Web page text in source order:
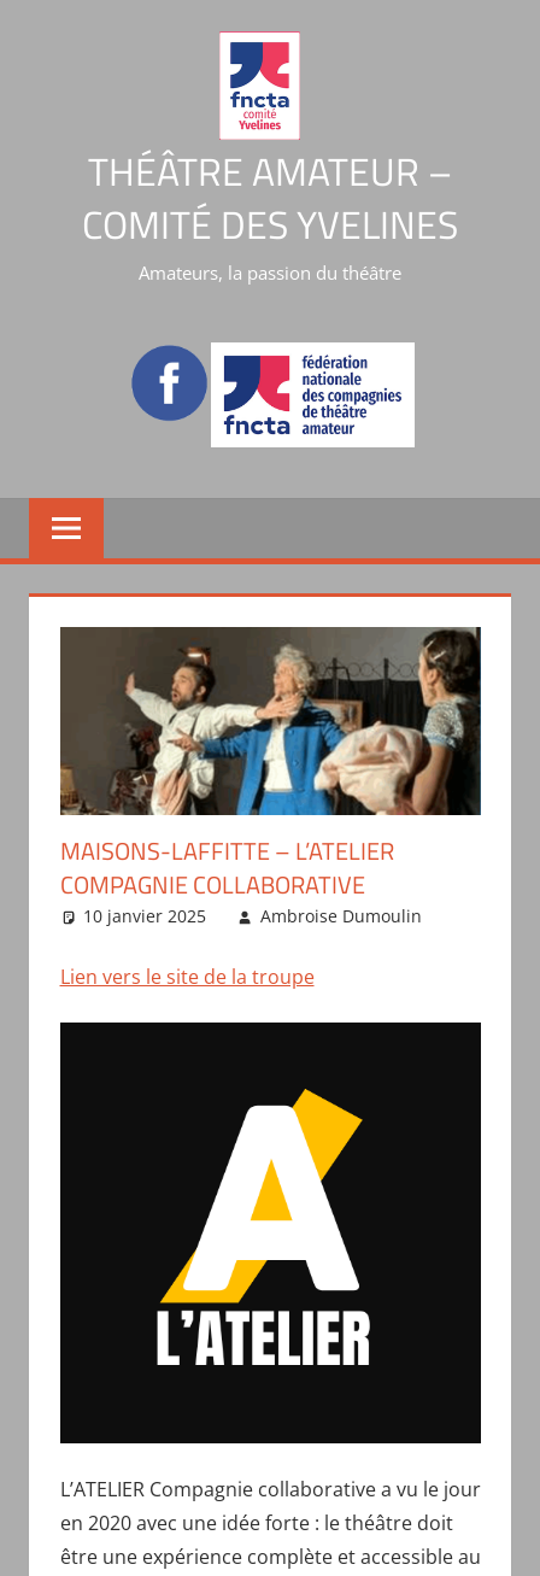
THÉÂTRE AMATEUR –
COMITÉ DES YVELINES
Amateurs, la passion du théâtre
MAISONS-LAFFITTE – L’ATELIER
COMPAGNIE COLLABORATIVE
10 janvier 2025
Ambroise Dumoulin
Lien vers le site de la troupe
L’ATELIER Compagnie collaborative a vu le jour
en 2020 avec une idée forte : le théâtre doit
être une expérience complète et accessible au